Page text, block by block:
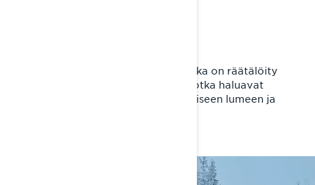
Lynx Brutal -crossover-moottorikelkka on räätälöity
adrenaliinia jahtaaville kuljettajille, jotka haluavat
laajentaa reviiriään reiteiltä neitseelliseen lumeen ja